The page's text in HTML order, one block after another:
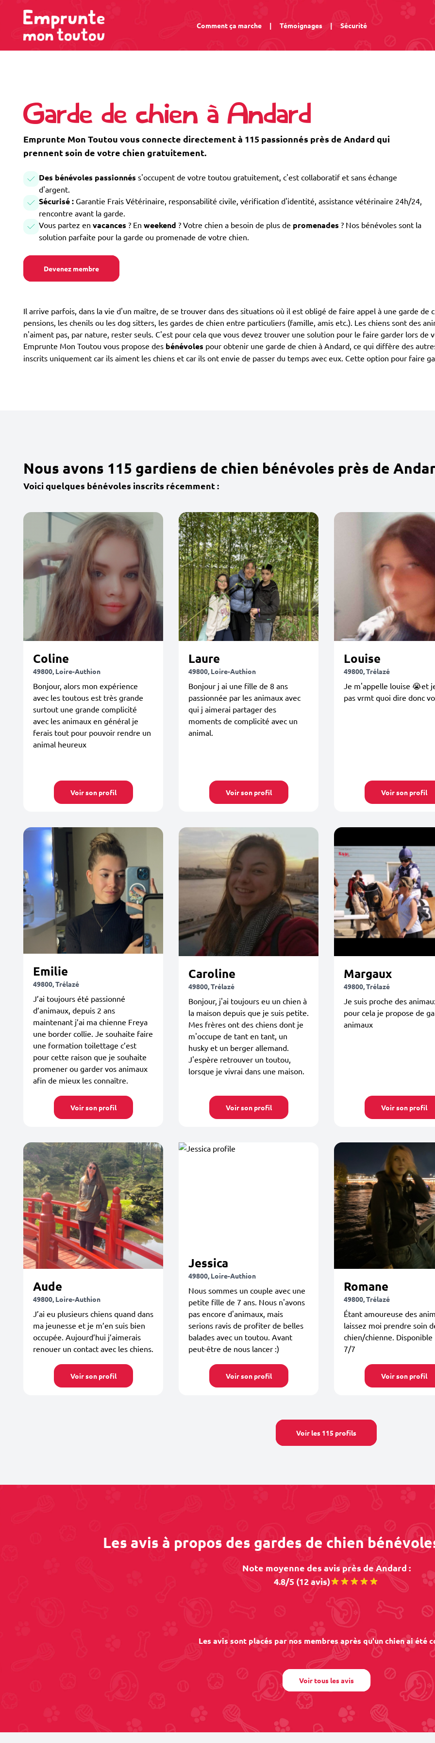
Comment ça marche | Témoignages | Sécurité
Garde de chien à Andard
Emprunte Mon Toutou vous connecte directement à 115 passionnés près de Andard qui
prennent soin de votre chien gratuitement.
Des bénévoles passionnés s'occupent de votre toutou gratuitement, c'est collaboratif et sans échange
d'argent.
Sécurisé : Garantie Frais Vétérinaire, responsabilité civile, vérification d'identité, assistance vétérinaire 24h/24,
rencontre avant la garde.
Vous partez en vacances ? En weekend ? Votre chien a besoin de plus de promenades ? Nos bénévoles sont la
solution parfaite pour la garde ou promenade de votre chien.
Devenez membre
Il arrive parfois, dans la vie d'un maître, de se trouver dans des situations où il est obligé de faire appel à une garde
pensions, les chenils ou les dog sitters, les gardes de chien entre particuliers (famille, amis etc.). Les chiens sont des
n'aiment pas, par nature, rester seuls. C'est pour cela que vous devez trouver une solution pour le faire garder lors de
Emprunte Mon Toutou vous propose des bénévoles pour obtenir une garde de chien à Andard, ce qui diffère des
inscrits uniquement car ils aiment les chiens et car ils ont envie de passer du temps avec eux. Cette option pour faire
Nous avons 115 gardiens de chien bénévoles près de
Voici quelques bénévoles inscrits récemment :
Coline
49800, Loire-Authion
Bonjour, alors mon expérience
avec les toutous est très grande
surtout une grande complicité
avec les animaux en général je
ferais tout pour pouvoir rendre un
animal heureux
Voir son profil
Laure
49800, Loire-Authion
Bonjour j ai une fille de 8 ans
passionnée par les animaux avec
qui j aimerai partager des
moments de complicité avec un
animal.
Voir son profil
Louise
49800, Trélazé
Je m'appelle louise 😭et
pas vrmt quoi dire donc
Voir son profil
Emilie
49800, Trélazé
J’ai toujours été passionné
d’animaux, depuis 2 ans
maintenant j’ai ma chienne Freya
une border collie. Je souhaite faire
une formation toilettage c’est
pour cette raison que je souhaite
promener ou garder vos animaux
afin de mieux les connaître.
Voir son profil
Caroline
49800, Trélazé
Bonjour, j'ai toujours eu un chien à
la maison depuis que je suis petite.
Mes frères ont des chiens dont je
m'occupe de tant en tant, un
husky et un berger allemand.
J'espère retrouver un toutou,
lorsque je vivrai dans une maison.
Voir son profil
Margaux
49800, Trélazé
Je suis proche des
pour cela je propose de
animaux
Voir son profil
Aude
49800, Loire-Authion
J’ai eu plusieurs chiens quand dans
ma jeunesse et je m’en suis bien
occupée. Aujourd’hui j’aimerais
renouer un contact avec les chiens.
Voir son profil
Jessica
49800, Loire-Authion
Nous sommes un couple avec une
petite fille de 7 ans. Nous n'avons
pas encore d'animaux, mais
serions ravis de profiter de belles
balades avec un toutou. Avant
peut-être de nous lancer :)
Voir son profil
Romane
49800, Trélazé
Étant amoureuse des
laissez moi prendre soin
chien/chienne.
7/7
Voir son profil
Voir les 115 profils
Les avis à propos des gardes de chien
Note moyenne des avis près de Andard :
4.8/5 (12 avis)
Les avis sont placés par nos membres après qu'un chien ai été
Voir tous les avis